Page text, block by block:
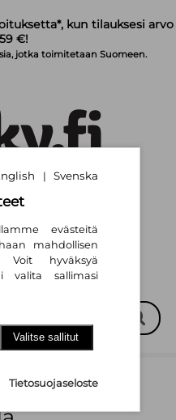
kun tilauksesi arvo
€!
jotka toimitetaan Suomeen.
|
| Svenska
evästeitä
mahdollisen
Voit hyväksyä
valita sallimasi
Valitse sallitut
Tietosuojaseloste